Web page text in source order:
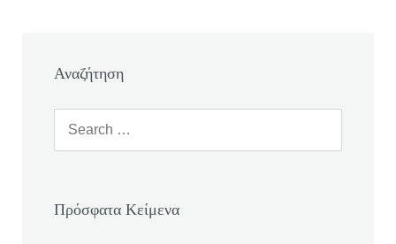
Αναζήτηση
Πρόσφατα Κείμενα